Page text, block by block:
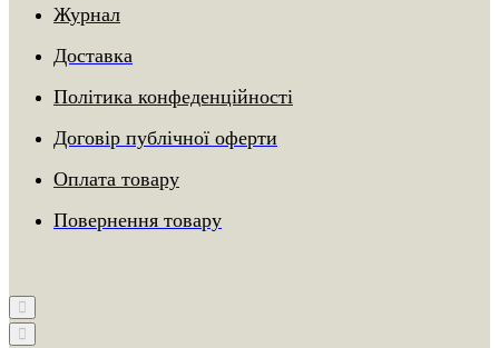
Журнал
Доставка
Політика конфеденційності
Договір публічної оферти
Оплата товару
Повернення товару